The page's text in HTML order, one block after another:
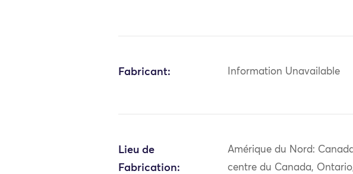
Fabricant: Information Unavailable
Lieu de
Fabrication:
Amérique du Nord:
centre du Canada,